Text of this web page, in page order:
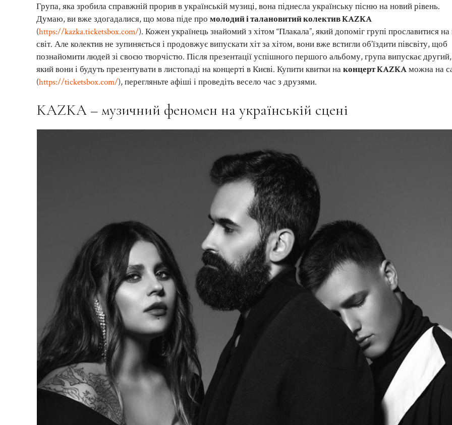
Група, яка зробила справжній прорив в українській музиці, вона піднесла українську пісню на новий рівень.
Думаю, ви вже здогадалися, що мова піде про молодий і талановитий колектив KAZKA
(https://kazka.ticketsbox.com/). Кожен українець знайомий з хітом “Плакала”, який допоміг групі прославитися на
світ. Але колектив не зупиняється і продовжує випускати хіт за хітом, вони вже встигли об’їздити півсвіту, щоб
познайомити людей зі своєю творчістю. Після презентації успішного першого альбому, група випускає другий,
який вони і будуть презентувати в листопаді на концерті в Києві. Купити квитки наконцерт KAZKAможна на
(https://ticketsbox.com/), перегляньте афіші і проведіть весело час з друзями.
KAZKA – музичний феномен на українській сцені